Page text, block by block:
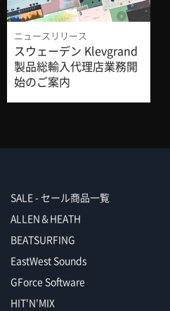
ニュースリリース
スウェーデン Klevgrand
製品総輸入代理店業務開
始のご案内
SALE - セール商品一覧
ALLEN＆HEATH
BEATSURFING
EastWest Sounds
GForce Software
HIT'N'MIX